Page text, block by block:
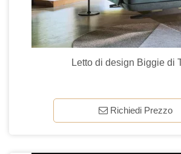
Letto di design Biggie di
Richiedi Prezzo